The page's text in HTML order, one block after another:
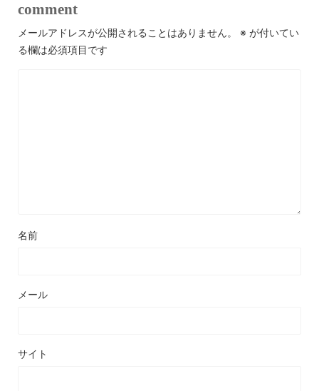
comment
メールアドレスが公開されることはありません。 ※ が付いてい
る欄は必須項目です
名前
メール
サイト